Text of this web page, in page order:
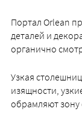
Портал Orlean
деталей и
органично
Узкая
изящности,
обрамляют зону